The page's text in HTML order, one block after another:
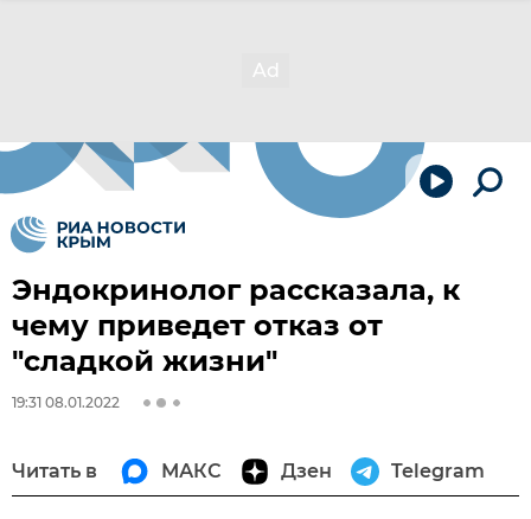
Эндокринолог рассказала, к
чему приведет отказ от
"сладкой жизни"
19:31 08.01.2022
Читать в МАКС Дзен Telegram